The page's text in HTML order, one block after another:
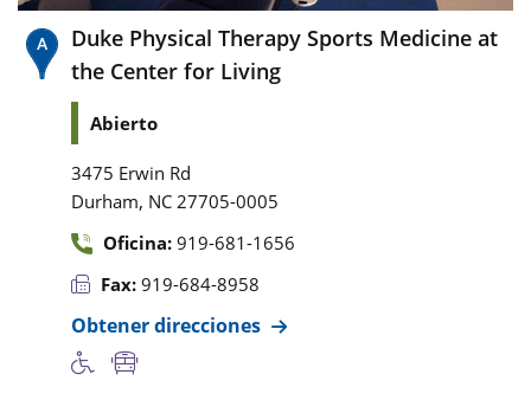
Duke Physical Therapy Sports Medicine at
the Center for Living
Abierto
3475 Erwin Rd
Durham, NC 27705-0005
Oficina: 919-681-1656
Fax: 919-684-8958
Obtener direcciones